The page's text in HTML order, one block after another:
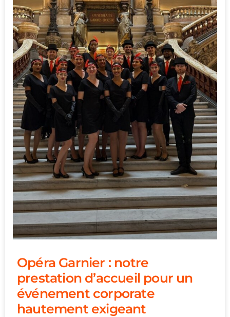
Opéra Garnier : notre
prestation d’accueil pour un
événement corporate
hautement exigeant